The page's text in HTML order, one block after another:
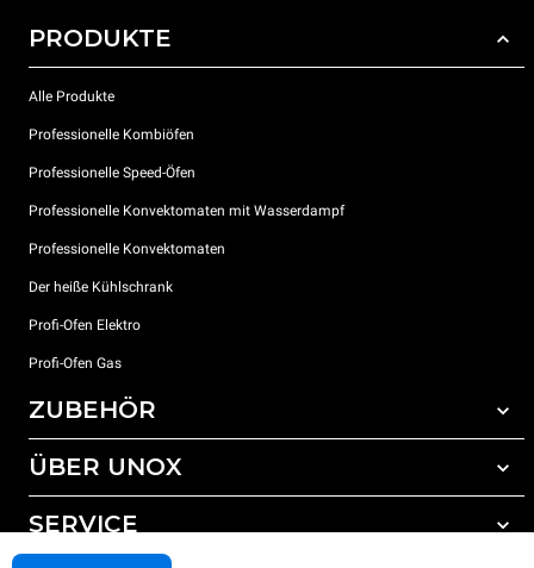
PRODUKTE
Alle Produkte
Professionelle Kombiöfen
Professionelle Speed-Öfen
Professionelle Konvektomaten mit Wasserdampf
Professionelle Konvektomaten
Der heiße Kühlschrank
Profi-Ofen Elektro
Profi-Ofen Gas
ZUBEHÖR
Gesamtes Zubehör
ÜBER UNOX
Unsere Standorte weltweit
SERVICE